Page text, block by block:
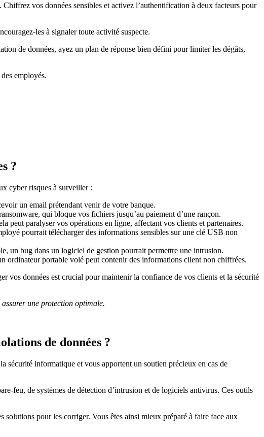
vos données sensibles et activez l’authentification à deux facteurs pour
les à signaler toute activité suspecte.
de données, ayez un plan de réponse bien défini pour limiter les dégâts,
employés.
?
cyber risques à surveiller :
un email prétendant venir de votre banque.
qui bloque vos fichiers jusqu’au paiement d’une rançon.
peut paralyser vos opérations en ligne, affectant vos clients et partenaires.
pourrait télécharger des informations sensibles sur une clé USB non
un bug dans un logiciel de gestion pourrait permettre une intrusion.
ordinateur portable volé peut contenir des informations client non chiffrées.
vos données est crucial pour maintenir la confiance de vos clients et la sécurité
une protection optimale.
de données ?
sécurité informatique et vous apportent un soutien précieux en cas de
feu, de systèmes de détection d’intrusion et de logiciels antivirus. Ces outils
solutions pour les corriger. Vous êtes ainsi mieux préparé à faire face aux